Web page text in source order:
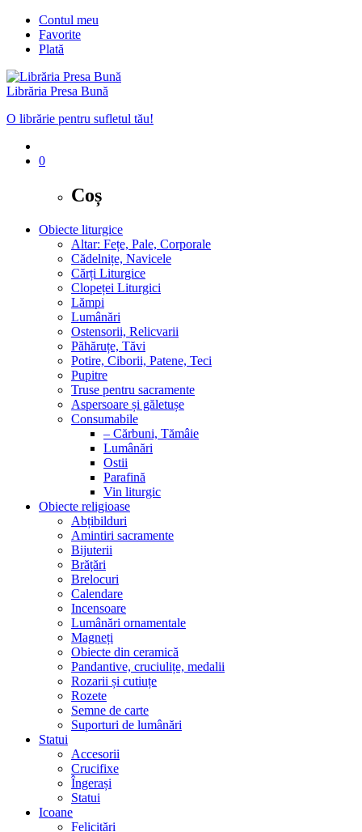
Contul meu
Favorite
Plată
Librăria Presa Bună
O librărie pentru sufletul tău!
0
Coș
Obiecte liturgice
Altar: Fețe, Pale, Corporale
Cădelnițe, Navicele
Cărți Liturgice
Clopeței Liturgici
Lămpi
Lumânări
Ostensorii, Relicvarii
Păhăruțe, Tăvi
Potire, Ciborii, Patene, Teci
Pupitre
Truse pentru sacramente
Aspersoare și găletușe
Consumabile
– Cărbuni, Tămâie
Lumânări
Ostii
Parafină
Vin liturgic
Obiecte religioase
Abțibilduri
Amintiri sacramente
Bijuterii
Brățări
Brelocuri
Calendare
Incensoare
Lumânări ornamentale
Magneți
Obiecte din ceramică
Pandantive, cruciulițe, medalii
Rozarii și cutiuțe
Rozete
Semne de carte
Suporturi de lumânări
Statui
Accesorii
Crucifixe
Îngerași
Statui
Icoane
Felicitări